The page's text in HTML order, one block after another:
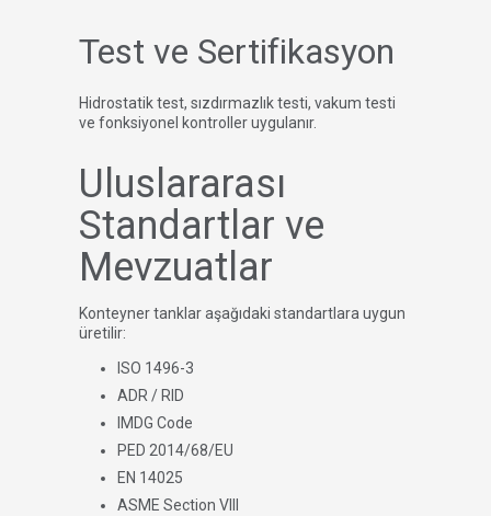
Test ve Sertifikasyon
Hidrostatik test, sızdırmazlık testi, vakum testi
ve fonksiyonel kontroller uygulanır.
Uluslararası
Standartlar ve
Mevzuatlar
Konteyner tanklar aşağıdaki standartlara uygun
üretilir:
ISO 1496-3
ADR / RID
IMDG Code
PED 2014/68/EU
EN 14025
ASME Section VIII